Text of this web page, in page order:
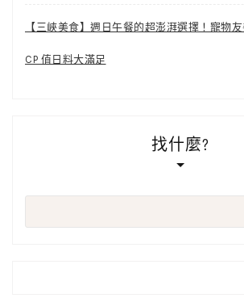
【三峽美食】週日午餐的超澎湃選擇！寵物
CP 值日料大滿足
找什麼?